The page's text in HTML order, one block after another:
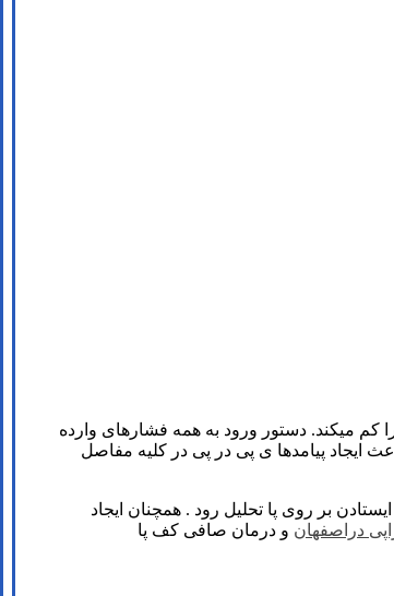
کم میکند. دستور ورود به همه فشارهای وارده
ایجاد پیامدها ی پی در پی در کلیه مفاصل
بر روی پا تحلیل رود . همچنان ایجاد
دراصفهان و درمان صافی کف پا